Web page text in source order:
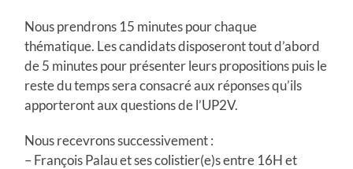
Nous prendrons 15 minutes pour chaque
thématique. Les candidats disposeront tout d’abord
de 5 minutes pour présenter leurs propositions puis le
reste du temps sera consacré aux réponses qu’ils
apporteront aux questions de l’UP2V.
Nous recevrons successivement :
– François Palau et ses colistier(e)s entre 16H et